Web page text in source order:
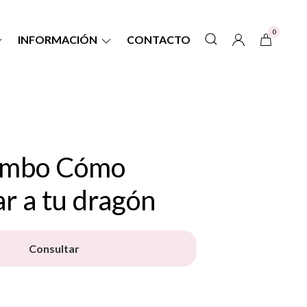
INFORMACIÓN CONTACTO
0
Cómo
a tu dragón
Consultar